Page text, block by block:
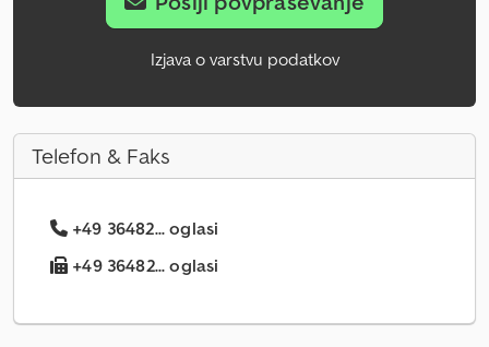
Izjava o varstvu podatkov
Telefon & Faks
+49 36482... oglasi
+49 36482... oglasi